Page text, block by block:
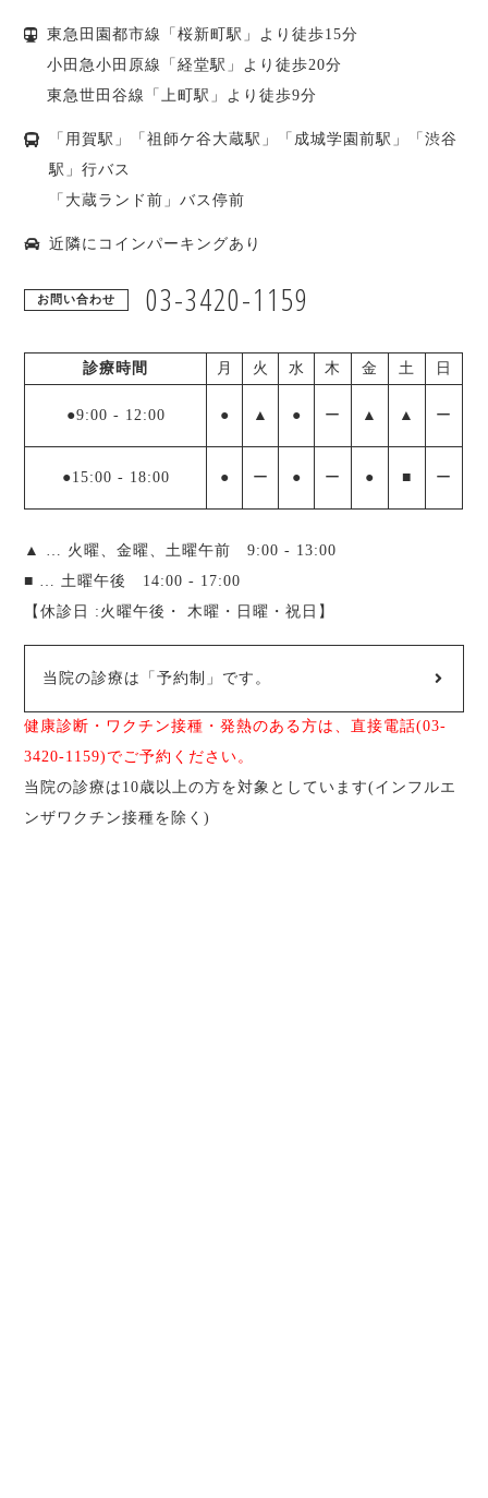
東急田園都市線「桜新町駅」より徒歩15分
小田急小田原線「経堂駅」より徒歩20分
東急世田谷線「上町駅」より徒歩9分
「用賀駅」「祖師ケ谷大蔵駅」「成城学園前駅」「渋谷
駅」行バス
「大蔵ランド前」バス停前
近隣にコインパーキングあり
お問い合わせ 03-3420-1159
診療時間 月 火 水 木 金 土 日
●9:00 - 12:00 ● ▲ ● ー ▲ ▲ ー
●15:00 - 18:00 ● ー ● ー ● ■ ー
▲ … 火曜、金曜、土曜午前 9:00 - 13:00
■ … 土曜午後 14:00 - 17:00
【休診日 :火曜午後・ 木曜・日曜・祝日】
当院の診療は「予約制」です。
健康診断・ワクチン接種・発熱のある方は、直接電話(03-
3420-1159)でご予約ください。
当院の診療は10歳以上の方を対象としています(インフルエ
ンザワクチン接種を除く)